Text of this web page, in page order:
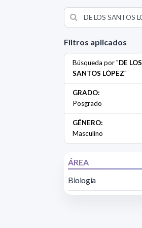
Filtros aplicados
Búsqueda por "DE LOS
SANTOS LÓPEZ"
GRADO:
Posgrado
GÉNERO:
Masculino
ÁREA
Biología